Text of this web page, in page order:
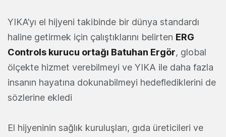
YIKA’yı el hijyeni takibinde bir dünya standardı
haline getirmek için çalıştıklarını belirten ERG
Controls kurucu ortağı Batuhan Ergör, global
ölçekte hizmet verebilmeyi ve YIKA ile daha fazla
insanın hayatına dokunabilmeyi hedeflediklerini de
sözlerine ekledi
El hijyeninin sağlık kuruluşları, gıda üreticileri ve